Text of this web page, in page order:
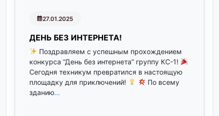
27.01.2025
ДЕНЬ БЕЗ ИНТЕРНЕТА!
Поздравляем с успешным прохождением
конкурса “День без интернета” группу КС-1!
Сегодня техникум превратился в настоящую
площадку для приключений!
По всему
зданию…